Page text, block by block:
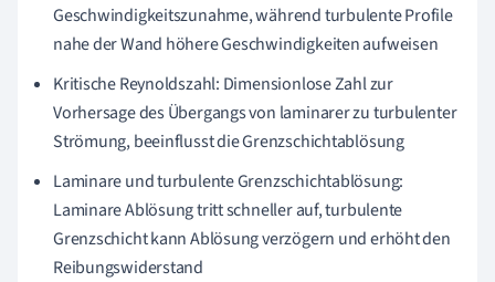
Geschwindigkeitszunahme, während turbulente Profile
nahe der Wand höhere Geschwindigkeiten aufweisen
Kritische Reynoldszahl: Dimensionlose Zahl zur
Vorhersage des Übergangs von laminarer zu turbulenter
Strömung, beeinflusst die Grenzschichtablösung
Laminare und turbulente Grenzschichtablösung:
Laminare Ablösung tritt schneller auf, turbulente
Grenzschicht kann Ablösung verzögern und erhöht den
Reibungswiderstand